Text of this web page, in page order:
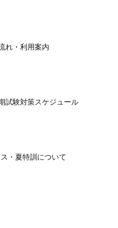
れ・利用案内
試験対策スケジュール
・夏特訓について